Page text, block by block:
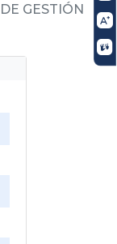
GESTIÓN